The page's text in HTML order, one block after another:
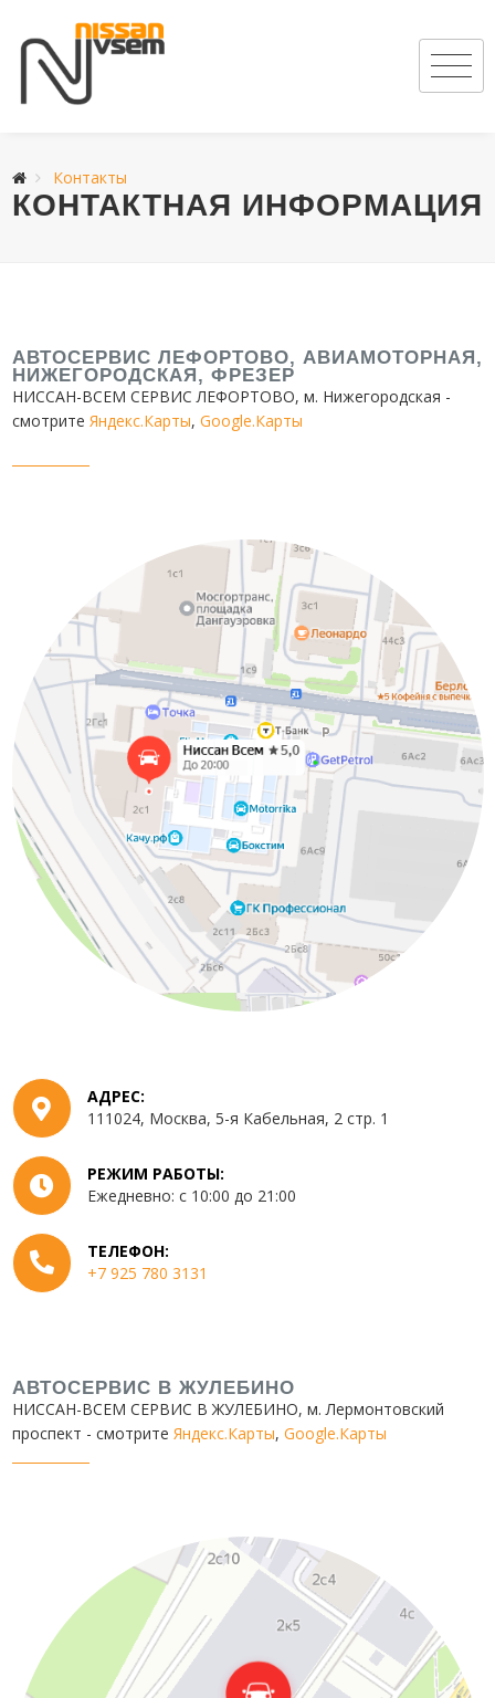
Контакты
КОНТАКТНАЯ ИНФОРМАЦИЯ
АВТОСЕРВИС ЛЕФОРТОВО, АВИАМОТОРНАЯ,
НИЖЕГОРОДСКАЯ, ФРЕЗЕР
НИССАН-ВСЕМ СЕРВИС ЛЕФОРТОВО, м. Нижегородская -
смотрите Яндекс.Карты, Google.Карты
Яндекс.Карты
Google.Карты
АДРЕС:
111024, Москва,5-я Кабельная, 2 стр. 1
РЕЖИМ РАБОТЫ:
Ежедневно: с 10:00 до 21:00
ТЕЛЕФОН:
+7 925 780 3131
АВТОСЕРВИС В ЖУЛЕБИНО
НИССАН-ВСЕМ СЕРВИС В ЖУЛЕБИНО, м. Лермонтовский
проспект - смотрите Яндекс.Карты, Google.Карты